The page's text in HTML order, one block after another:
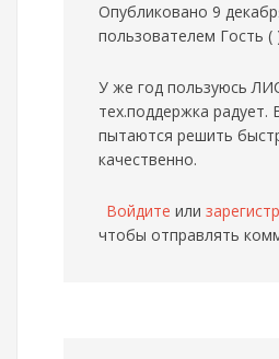
Опубликовано 9
пользователем Гость (
У же год пользуюсь
тех.поддержка радует.
пытаются решить
качественно.
Войдите или
чтобы отправлять